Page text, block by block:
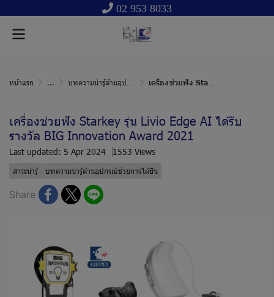
02 953 8033
หน้าแรก ... บทความน่ารู้ด้านอุปกรณ์ช่วยการได้ยิน เครื่องช่วยฟัง Starkey รุ่น Livio Edge AI ได้รับรางวัล BIG Innovation Award 2021
เครื่องช่วยฟัง Starkey รุ่น Livio Edge AI ได้รับ
รางวัล BIG Innovation Award 2021
Last updated: 5 Apr 2024 1553 Views
สาระน่ารู้ บทความน่ารู้ด้านอุปกรณ์ช่วยการได้ยิน
Share